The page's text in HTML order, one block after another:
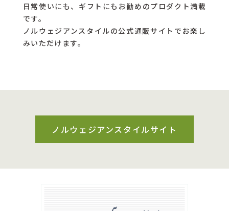
日常使いにも、ギフトにもお勧めのプロダクト満載
です。
ノルウェジアンスタイルの公式通販サイトでお楽し
みいただけます。
ノルウェジアンスタイルサイト